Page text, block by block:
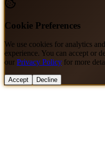
Cookie Preferences
We use cookies for analytics
experience. You can accept or
our Privacy Policy for more
Accept Decline